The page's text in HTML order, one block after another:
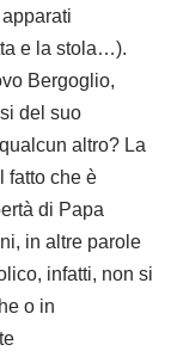
e la stola…).
Bergoglio,
del suo
altro? La
fatto che è
di Papa
in altre parole
infatti, non si
o in